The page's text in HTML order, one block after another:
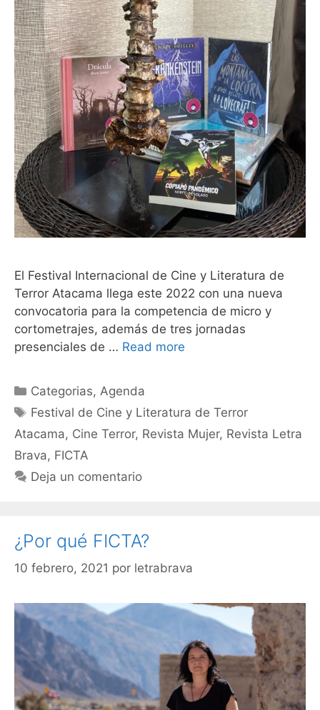
El Festival Internacional de Cine y Literatura de
Terror Atacama llega este 2022 con una nueva
convocatoria para la competencia de micro y
cortometrajes, además de tres jornadas
presenciales de … Read more
Categorias, Agenda
Festival de Cine y Literatura de Terror
Atacama, Cine Terror, Revista Mujer, Revista Letra
Brava, FICTA
Deja un comentario
¿Por qué FICTA?
10 febrero, 2021 por letrabrava